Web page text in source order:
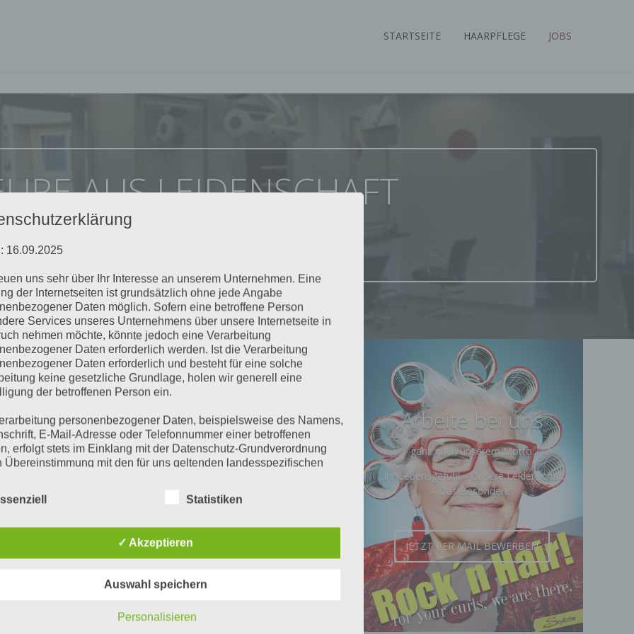
STARTSEITE HAARPFLEGE JOBS
AUS LEIDENSCHAFT
BIETEN
freundliches Team
Startbedingungen in einem
und kommunikativen
Arbeitsvertrag
gerecht zu werden,
sich ständig weiterzubilden
ihr Fachwissen und Können
zu erweitern.
INTERESSE?
1A Stylisten
Frau Steingreber
Saseler Straße 134 a
22145 Hamburg
oder per E-Mail
Arbeite bei uns
ganz nach unserem Motto:
„Ihr Lebensgefühl – Unsere Leidenschaft
– Das Besondere“
JETZT PER MAIL BEWERBEN
16.09.2025
uns sehr über Ihr Interesse an unserem Unternehmen. Eine
der Internetseiten ist grundsätzlich ohne jede Angabe
Daten möglich. Sofern eine betroffene Person
Services unseres Unternehmens über unsere Internetseite in
nehmen möchte, könnte jedoch eine Verarbeitung
Daten erforderlich werden. Ist die Verarbeitung
Daten erforderlich und besteht für eine solche
keine gesetzliche Grundlage, holen wir generell eine
der betroffenen Person ein.
personenbezogener Daten, beispielsweise des Namens,
E-Mail-Adresse oder Telefonnummer einer betroffenen
erfolgt stets im Einklang mit der Datenschutz-Grundverordnung
Übereinstimmung mit den für uns geltenden landesspezifischen
genutzten und verarbeiteten personenbezogenen Daten
als für die Verarbeitung Verantwortlicher zahlreiche technische
Schutz der über diese Internetseite verarbeiteten
Datenübertragungen grundsätzlich Sicherheitslücken
Statistiken
✓ Akzeptieren
Auswahl speichern
Personalisieren